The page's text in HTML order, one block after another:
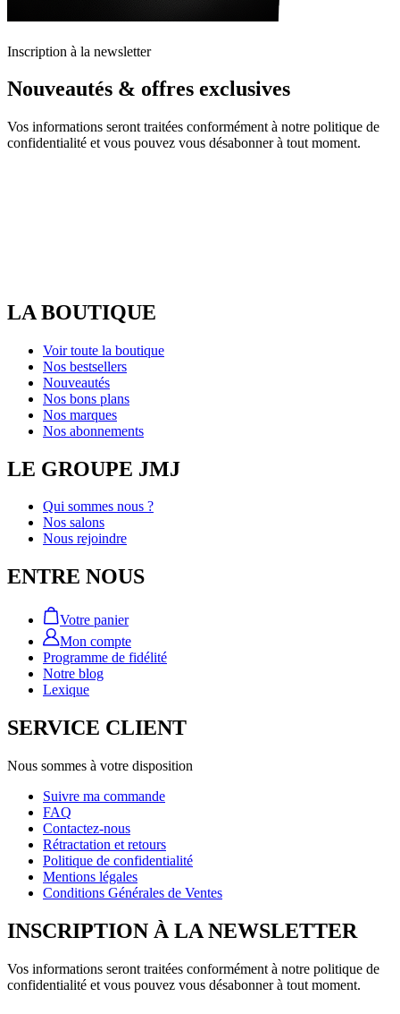
Inscription à la newsletter
Nouveautés & offres exclusives
Vos informations seront traitées conformément à notre politique de
confidentialité et vous pouvez vous désabonner à tout moment.
LA BOUTIQUE
Voir toute la boutique
Nos bestsellers
Nouveautés
Nos bons plans
Nos marques
Nos abonnements
LE GROUPE JMJ
Qui sommes nous ?
Nos salons
Nous rejoindre
ENTRE NOUS
Votre panier
Mon compte
Programme de fidélité
Notre blog
Lexique
SERVICE CLIENT
Nous sommes à votre disposition
Suivre ma commande
FAQ
Contactez-nous
Rétractation et retours
Politique de confidentialité
Mentions légales
Conditions Générales de Ventes
INSCRIPTION À LA NEWSLETTER
Vos informations seront traitées conformément à notre politique de
confidentialité et vous pouvez vous désabonner à tout moment.